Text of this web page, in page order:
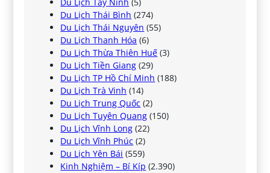
Du Lịch Tây Ninh (5)
Du Lịch Thái Bình (274)
Du Lịch Thái Nguyên (55)
Du Lịch Thanh Hóa (6)
Du Lịch Thừa Thiên Huế (3)
Du Lịch Tiền Giang (29)
Du Lịch TP Hồ Chí Minh (188)
Du Lịch Trà Vinh (14)
Du Lịch Trung Quốc (2)
Du Lịch Tuyên Quang (150)
Du Lịch Vĩnh Long (22)
Du Lịch Vĩnh Phúc (2)
Du Lịch Yên Bái (559)
Kinh Nghiệm – Bí Kíp (2.390)